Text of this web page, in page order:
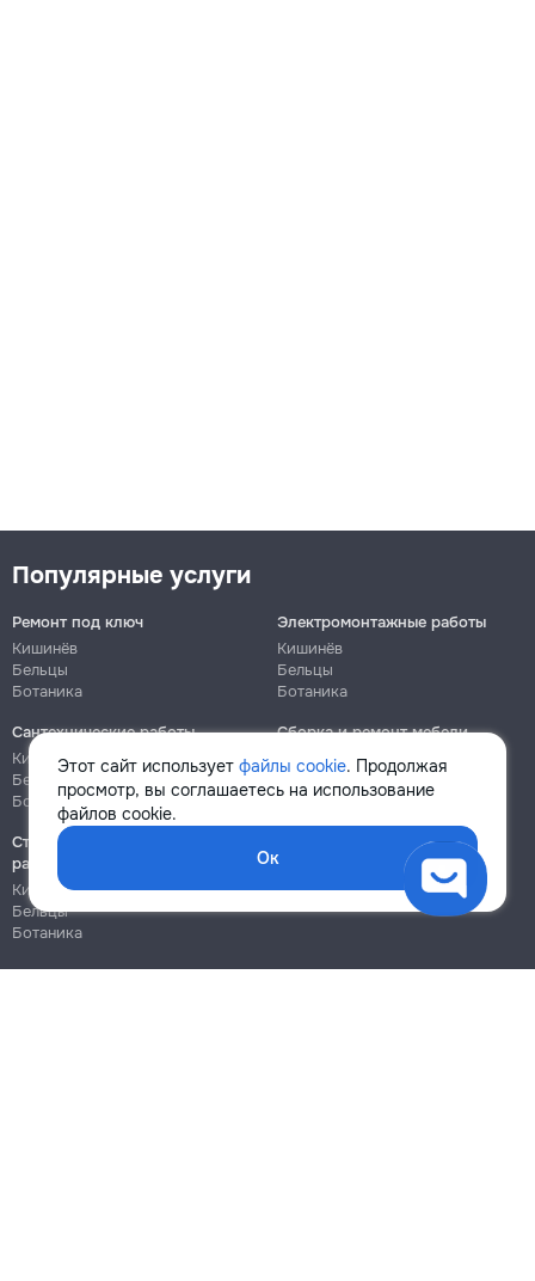
Этот сайт использует файлы cookie. Продолжая
просмотр, вы соглашаетесь на использование
файлов cookie.
Ок
Популярные услуги
Ремонт под ключ
Кишинёв
Бельцы
Ботаника
Электромонтажные работы
Кишинёв
Бельцы
Ботаника
Сантехнические работы
Кишинёв
Бельцы
Ботаника
Сборка и ремонт мебели
Кишинёв
Ботаника
Строительно-монтажные
работы
Кишинёв
Бельцы
Ботаника